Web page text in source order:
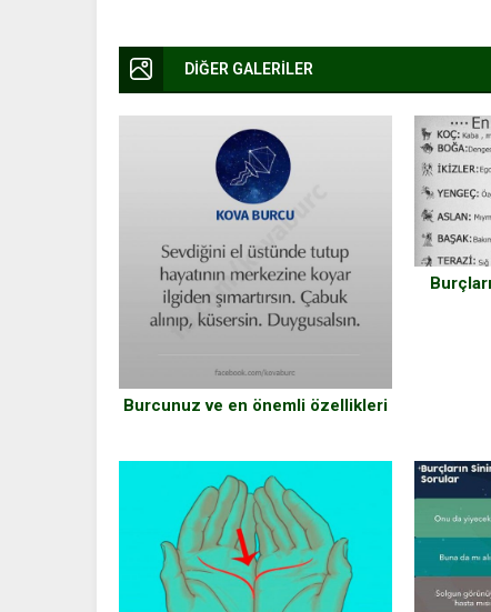
DİĞER GALERİLER
Burcunuz ve en önemli özellikleri